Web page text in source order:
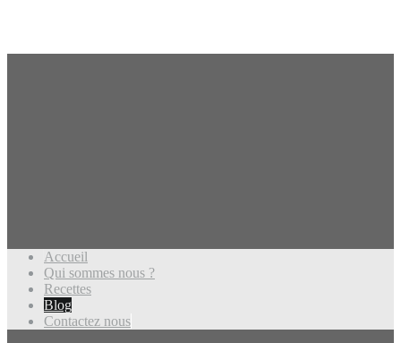
Accueil
Qui sommes nous ?
Recettes
Blog
Contactez nous